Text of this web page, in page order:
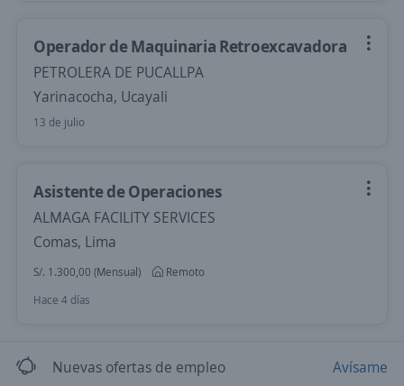
Operador de Maquinaria Retroexcavadora
PETROLERA DE PUCALLPA
Yarinacocha, Ucayali
13 de julio
Asistente de Operaciones
ALMAGA FACILITY SERVICES
Comas, Lima
S/. 1.300,00 (Mensual)
Remoto
Hace 4 días
Nuevas ofertas de empleo Avísame